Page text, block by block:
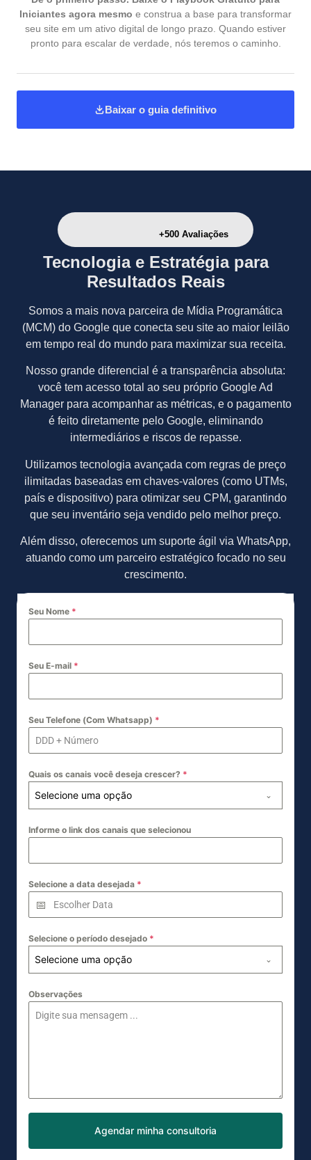
Iniciantes agora mesmo e construa a base para transformar
seu site em um ativo digital de longo prazo. Quando estiver
pronto para escalar de verdade, nós teremos o caminho.
Baixar o guia definitivo
+500 Avaliações
Tecnologia e Estratégia para
Resultados Reais
Somos a mais nova parceira de Mídia Programática
(MCM) do Google que conecta seu site ao maior leilão
em tempo real do mundo para maximizar sua receita.
Nosso grande diferencial é a transparência absoluta:
você tem acesso total ao seu próprio Google Ad
Manager para acompanhar as métricas, e o pagamento
é feito diretamente pelo Google, eliminando
intermediários e riscos de repasse.
Utilizamos tecnologia avançada com regras de preço
ilimitadas baseadas em chaves-valores (como UTMs,
país e dispositivo) para otimizar seu CPM, garantindo
que seu inventário seja vendido pelo melhor preço.
Além disso, oferecemos um suporte ágil via WhatsApp,
atuando como um parceiro estratégico focado no seu
crescimento.
Seu Nome *
Seu E-mail *
Seu Telefone (Com Whatsapp) *
Quais os canais você deseja crescer? *
Selecione uma opção
Informe o link dos canais que selecionou
Selecione a data desejada *
Selecione o período desejado *
Selecione uma opção
Observações
Agendar minha consultoria